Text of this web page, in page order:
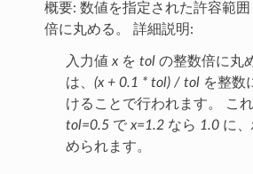
概要: 数値を指定された許容範
倍に丸める。 詳細説明:
入力値 xを tolの整数倍に丸
は、 (x + 0.1 * tol) / tolを整数
けることで行われます。 こ
tol=0.5で x=1.2なら 1.0に、
められます。